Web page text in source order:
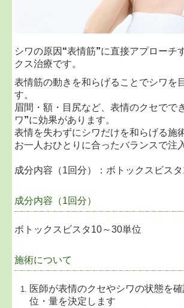
シワの原因 “表情筋”に直接アプローチ
クス治療です。
表情筋の動きを和らげることでシワを
す。
眉間・額・目尻など、表情のクセでで
ワ”に効果があります。
表情を失わずにシワだけを和らげる施
お一人おひとりに合ったバランスで注
成分内容（1回分）：ボトックスビス
成分内容（1回分）
ボトックスビスタ10～30単位
施術について
医師が表情のクセやシワの状態を
位・量を決定します